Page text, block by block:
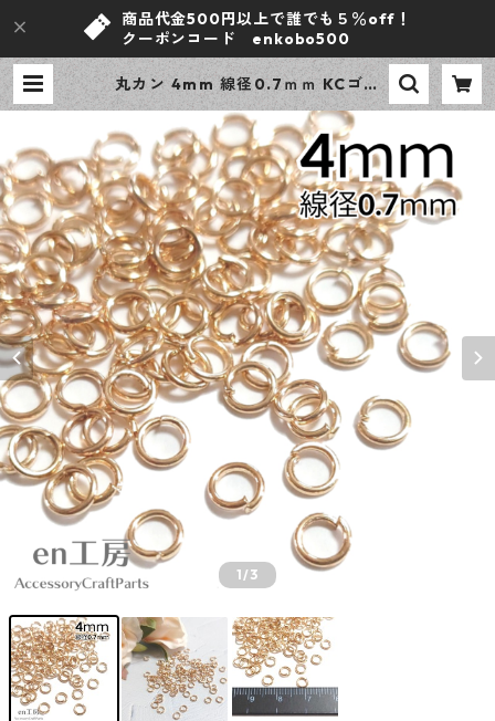
商品代金500円以上で誰でも５％off！
クーポンコード enkobo500
丸カン 4mm 線径0.7ｍｍ KCゴー
ルド 500個 ニッケルフリー 基礎パ
ーツ アクセサリーパーツ 【en工
房】 | ｅｎ工房
1/3